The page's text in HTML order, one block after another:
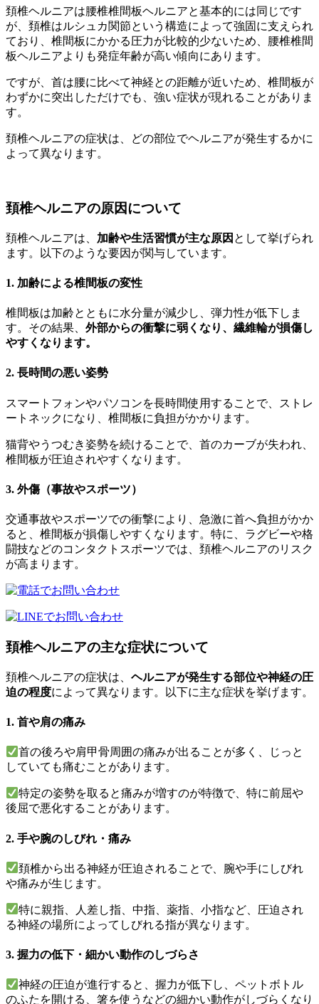
頚椎ヘルニアは腰椎椎間板ヘルニアと基本的には同じです
が、頚椎はルシュカ関節という構造によって強固に支えられ
ており、椎間板にかかる圧力が比較的少ないため、腰椎椎間
板ヘルニアよりも発症年齢が高い傾向にあります。
ですが、首は腰に比べて神経との距離が近いため、椎間板が
わずかに突出しただけでも、強い症状が現れることがありま
す。
頚椎ヘルニアの症状は、どの部位でヘルニアが発生するかに
よって異なります。
頚椎ヘルニアの原因について
頚椎ヘルニアは、 加齢や生活習慣が主な原因 として挙げられ
ます。以下のような要因が関与しています。
1. 加齢による椎間板の変性
椎間板は加齢とともに水分量が減少し、弾力性が低下しま
す。その結果、 外部からの衝撃に弱くなり、繊維輪が損傷し
やすくなります。
2. 長時間の悪い姿勢
スマートフォンやパソコンを長時間使用することで、ストレ
ートネックになり、椎間板に負担がかかります。
猫背やうつむき姿勢を続けることで、首のカーブが失われ、
椎間板が圧迫されやすくなります。
3. 外傷（事故やスポーツ）
交通事故やスポーツでの衝撃により、急激に首へ負担がかか
ると、椎間板が損傷しやすくなります。特に、ラグビーや格
闘技などのコンタクトスポーツでは、頚椎ヘルニアのリスク
が高まります。
頚椎ヘルニアの主な症状について
頚椎ヘルニアの症状は、 ヘルニアが発生する部位や神経の圧
迫の程度によって異なります。以下に主な症状を挙げます。
1. 首や肩の痛み
首の後ろや肩甲骨周囲の痛みが出ることが多く、じっと
していても痛むことがあります。
特定の姿勢を取ると痛みが増すのが特徴で、特に前屈や
後屈で悪化することがあります。
2. 手や腕のしびれ・痛み
頚椎から出る神経が圧迫されることで、腕や手にしびれ
や痛みが生じます。
特に親指、人差し指、中指、薬指、小指など、圧迫され
る神経の場所によってしびれる指が異なります。
3. 握力の低下・細かい動作のしづらさ
神経の圧迫が進行すると、握力が低下し、ペットボトル
のふたを開ける、箸を使うなどの細かい動作がしづらくなり